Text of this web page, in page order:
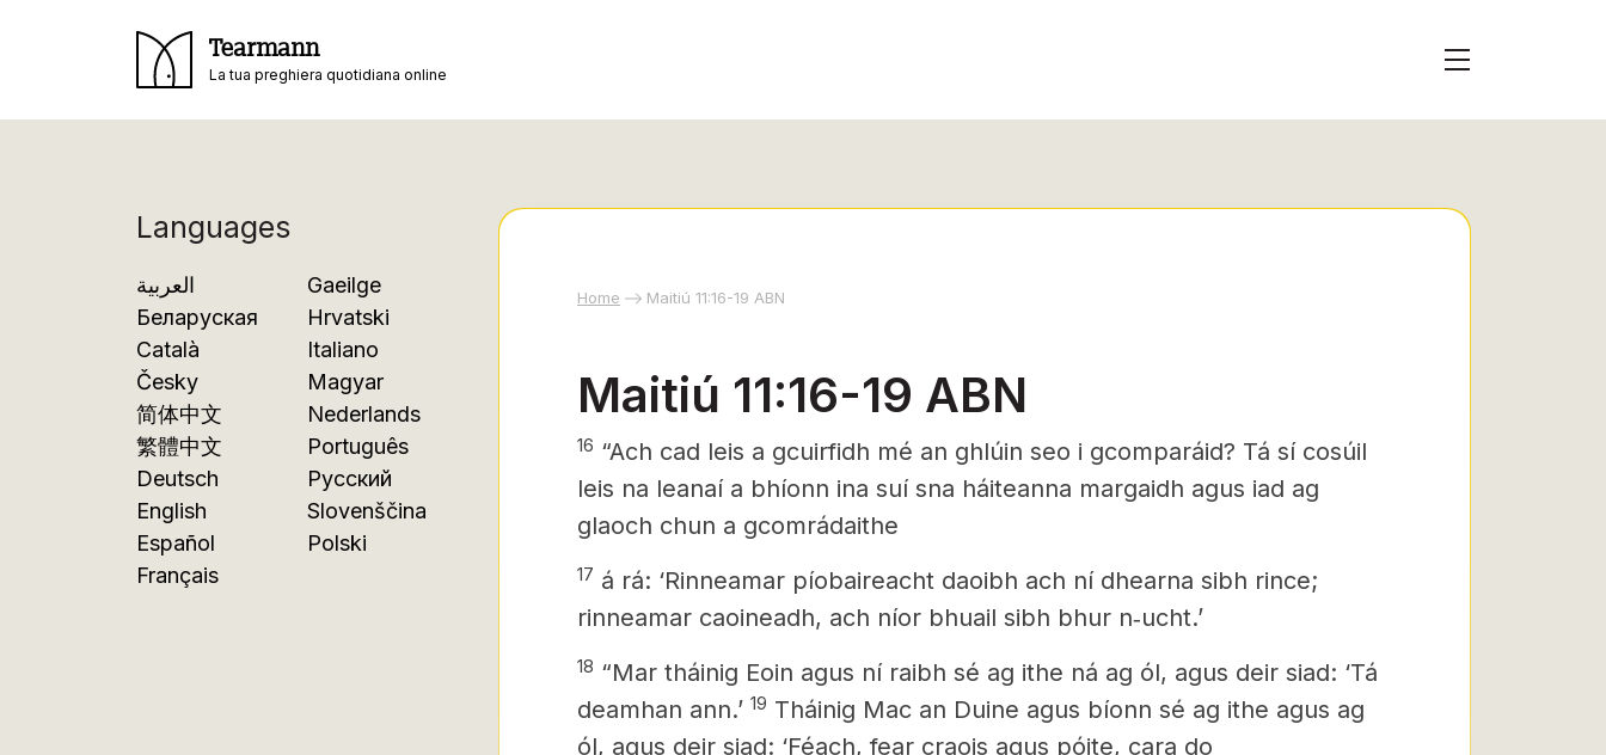
Tearmann
La tua preghiera quotidiana online
Languages
العربية
Беларуская
Català
Česky
简体中文
繁體中文
Deutsch
English
Español
Français
Gaeilge
Hrvatski
Italiano
Magyar
Nederlands
Português
Русский
Slovenščina
Polski
Home Maitiú 11:16-19 ABN
Maitiú 11:16-19 ABN
16 “Ach cad leis a gcuirfidh mé an ghlúin seo i gcomparáid? Tá sí cosúil
leis na leanaí a bhíonn ina suí sna háiteanna margaidh agus iad ag
glaoch chun a gcomrádaithe
17 á rá: ‘Rinneamar píobaireacht daoibh ach ní dhearna sibh rince;
rinneamar caoineadh, ach níor bhuail sibh bhur n‑ucht.’
18 “Mar tháinig Eoin agus ní raibh sé ag ithe ná ag ól, agus deir siad: ‘Tá
deamhan ann.’ 19 Tháinig Mac an Duine agus bíonn sé ag ithe agus ag
ól, agus deir siad: ‘Féach, fear craois agus póite, cara do